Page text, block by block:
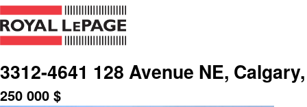
3312-4641 128 Avenue NE,
250 000 $